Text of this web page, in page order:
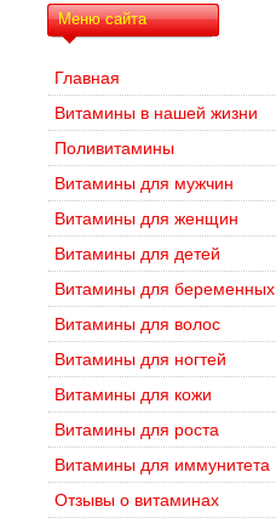
Меню сайта
Главная
Витамины в нашей жизни
Поливитамины
Витамины для мужчин
Витамины для женщин
Витамины для детей
Витамины для беременных
Витамины для волос
Витамины для ногтей
Витамины для кожи
Витамины для роста
Витамины для иммунитета
Отзывы о витаминах